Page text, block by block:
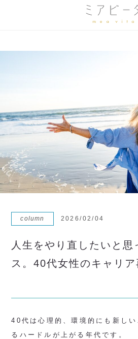
column 2026/02/04
人生をやり直したいと思
ス。40代女性のキャリア
40代は心理的、環境的にも新し
るハードルが上がる年代です。